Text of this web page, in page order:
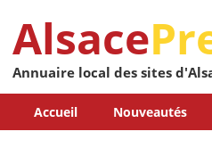
Alsace
Annuaire local des sites
Accueil Nouveautés